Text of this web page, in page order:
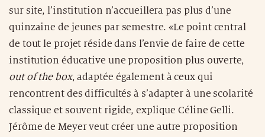
sur site, l’institution n’accueillera pas plus d’une
quinzaine de jeunes par semestre. «Le point central
de tout le projet réside dans l’envie de faire de cette
institution éducative une proposition plus ouverte,
out of the box, adaptée également à ceux qui
rencontrent des difficultés à s’adapter à une scolarité
classique et souvent rigide, explique Céline Gelli.
Jérôme de Meyer veut créer une autre proposition